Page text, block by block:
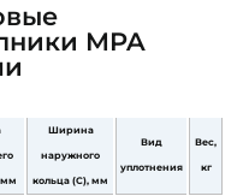
MPA
мм
Ширина
наружного
кольца (С), мм
Вид
уплотнения
Вес,
кг